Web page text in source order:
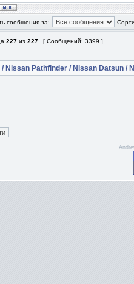
сообщения за:
227 из 227 [ Сообщений: 3399 ]
/ Nissan Pathfinder / Nissan Datsun /